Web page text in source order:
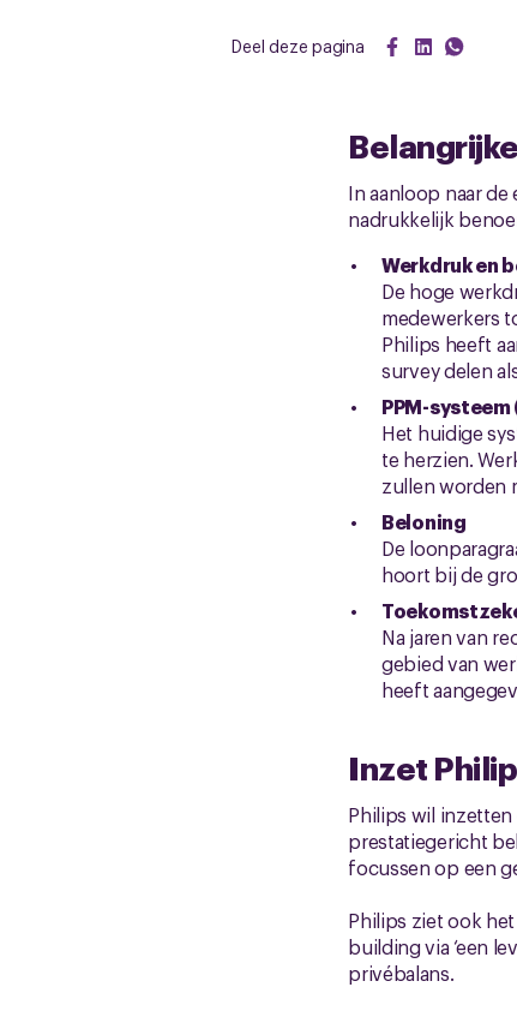
Deel deze pagina
In aanloop naar
nadrukkelijk
Werkdruk en
De hoge
medewerkers
Philips heeft
survey delen
PPM-
Het huidige
te herzien.
zullen worden
Beloning
De
hoort bij de
Na jaren van
gebied van
heeft
Inzet
Philips wil
prestatiegericht
focussen op een
Philips ziet ook
building via ‘een
privébalans.